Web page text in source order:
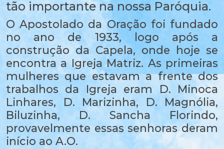
tão importante na nossa Paróquia.
O Apostolado da Oração foi fundado
no ano de 1933, logo após a
construção da Capela, onde hoje se
encontra a Igreja Matriz. As primeiras
mulheres que estavam a frente dos
trabalhos da Igreja eram D. Minoca
Linhares, D. Marizinha, D. Magnólia,
Biluzinha, D. Sancha Florindo,
provavelmente essas senhoras deram
início ao A.O.